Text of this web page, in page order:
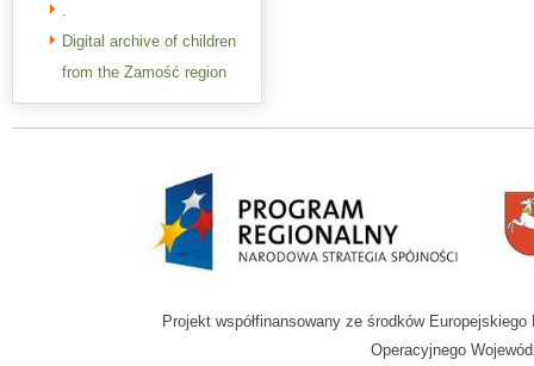
.
Digital archive of children
from the Zamość region
Projekt współfinansowany ze środków
Operacyjnego